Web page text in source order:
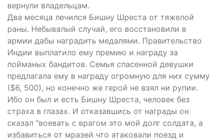
вернули владельцам.
Два месяца лечился Бишну Шреста от тяжелой
раны. Небывалый случай, его восстановили в
армии дабы наградить медалями. Правительство
Индии выплатило ему премию и награду за
пойманых бандитов. Семья спасенной девушки
предлагала ему в награду огромную для них сумму
($6, 500), но конечно же герой не взял ни рупии.
Ибо он был и есть Бишну Шреста, человек без
страха в глазах. И отказавшись от награды он
сказал "воевать с врагом это мой долг солдата, а
избавиться от мразей что атаковали поезд и